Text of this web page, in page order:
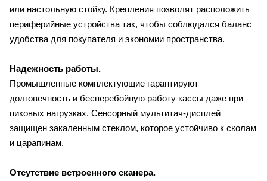
или настольную стойку. Крепления позволят расположить
периферийные устройства так, чтобы соблюдался баланс
удобства для покупателя и экономии пространства.
Надежность работы.
Промышленные комплектующие гарантируют
долговечность и бесперебойную работу кассы даже при
пиковых нагрузках. Сенсорный мультитач-дисплей
защищен закаленным стеклом, которое устойчиво к сколам
и царапинам.
Отсутствие встроенного сканера.